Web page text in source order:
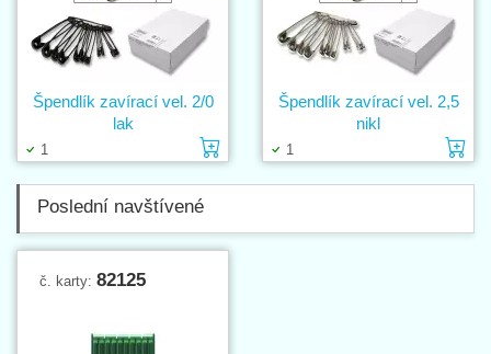
1 Vložit do košíku
Špendlík zavírací vel. 2/0
lak
1
Špendlík zavírací vel. 2,5
nikl
Poslední navštívené
č. karty: 82125